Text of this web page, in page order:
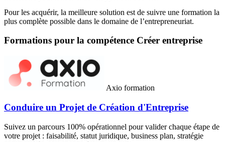
Pour les acquérir, la meilleure solution est de suivre une formation la
plus complète possible dans le domaine de l’entrepreneuriat.
Formations pour la compétence Créer entreprise
Axio formation
Conduire un Projet de Création d'Entreprise
Suivez un parcours 100% opérationnel pour valider chaque étape de
votre projet : faisabilité, statut juridique, business plan, stratégie